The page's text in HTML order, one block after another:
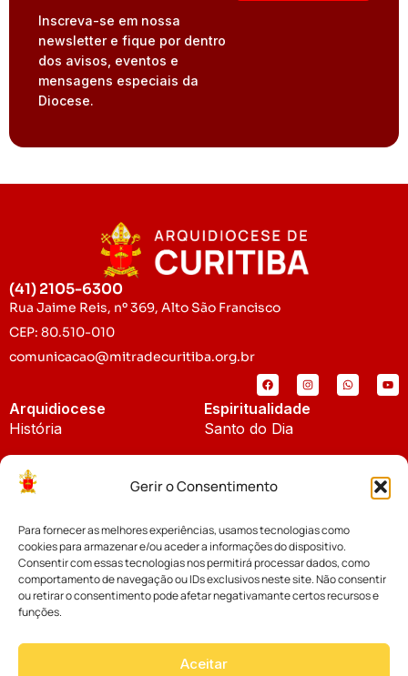
Gerir o Consentimento
Para fornecer as melhores experiências, usamos tecnologias como
cookies para armazenar e/ou aceder a informações do dispositivo.
Consentir com essas tecnologias nos permitirá processar dados, como
comportamento de navegação ou IDs exclusivos neste site. Não consentir
ou retirar o consentimento pode afetar negativamante certos recursos e
funções.
Aceitar
Inscreva-se em nossa
newsletter e fique por dentro
dos avisos, eventos e
mensagens especiais da
Diocese.
(41) 2105-6300
Rua Jaime Reis, nº 369, Alto São Francisco
CEP: 80.510-010
comunicacao@mitradecuritiba.org.br
Arquidiocese
História
Padroeira
Espiritualidade
Santo do Dia
Notícias
Notícias da Arquidiocese
Notícias Cáritas
Cúria Diocesana
Fundo Diocesano
Vicariatos da Educação